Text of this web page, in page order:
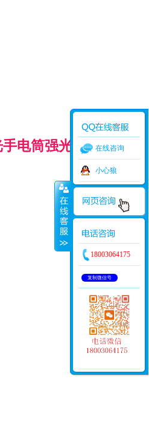
电筒强光女子防狼防
在线咨询
小心狼
18003064175
复制微信号